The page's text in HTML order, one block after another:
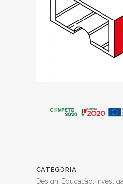
CATEGORIA
Design, Educação,